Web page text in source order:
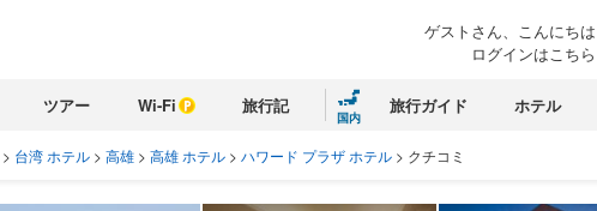
ゲストさん、こんにちは
ログインはこちら
ツアー Wi-Fi 旅行記
国内
旅行ガイド ホテル
> 台湾 ホテル > 高雄 > 高雄 ホテル > ハワード プラザ ホテル > クチコミ